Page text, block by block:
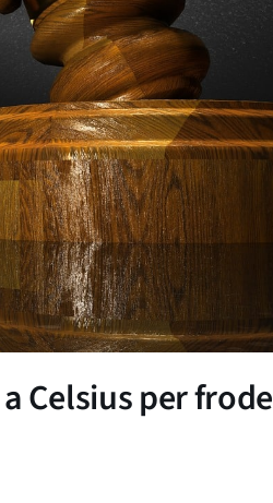
Celsius per frode